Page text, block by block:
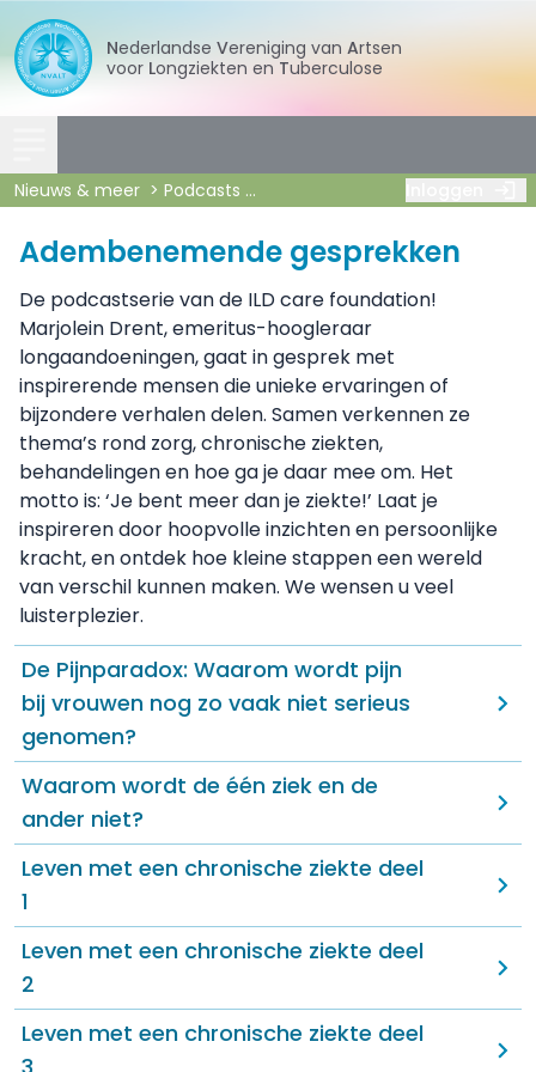
Nederlandse Vereniging van
Artsen
voor Longziekten en Tuberculose
Nieuws & meer Podcasts
Adembenemende gesprekken
De podcastserie van de ILD care foundation!
Marjolein Drent, emeritus-hoogleraar
longaandoeningen, gaat in gesprek met
inspirerende mensen die unieke ervaringen of
bijzondere verhalen delen. Samen verkennen ze
thema’s rond zorg, chronische ziekten,
behandelingen en hoe ga je daar mee om. Het
motto is: ‘Je bent meer dan je ziekte!’ Laat je
inspireren door hoopvolle inzichten en persoonlijke
kracht, en ontdek hoe kleine stappen een wereld
van verschil kunnen maken. We wensen u veel
luisterplezier.
De Pijnparadox: Waarom wordt pijn
bij vrouwen nog zo vaak niet serieus
genomen?
Waarom wordt de één ziek en de
ander niet?
Leven met een chronische ziekte deel
1
Leven met een chronische ziekte deel
2
Leven met een chronische ziekte deel